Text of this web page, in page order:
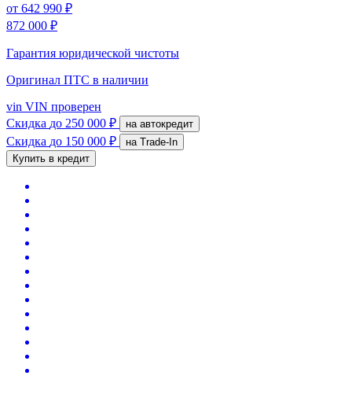
от 642 990 ₽
872 000 ₽
Гарантия юридической чистоты
Оригинал ПТС в наличии
vin VIN проверен
Скидка до 250 000 ₽ на автокредит
Скидка до 150 000 ₽
на Trade-In
Купить в кредит